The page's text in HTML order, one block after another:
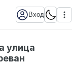
Вход
улица